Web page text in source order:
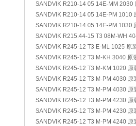
SANDVIK R210-14 05 14E-MM 2030
SANDVIK R210-14 05 14E-PM 1010
SANDVIK R210-14 05 14E-PM 1030
SANDVIK R215.44-15 T3 08M-WH
SANDVIK R245-12 T3 E-ML 1025 原
SANDVIK R245-12 T3 M-KH 3040 原
SANDVIK R245-12 T3 M-KM 1020 原
SANDVIK R245-12 T3 M-PM 4030 原
SANDVIK R245-12 T3 M-PM 4030 原
SANDVIK R245-12 T3 M-PM 4230 原
SANDVIK R245-12 T3 M-PM 4230 原
SANDVIK R245-12 T3 M-PM 4240 原